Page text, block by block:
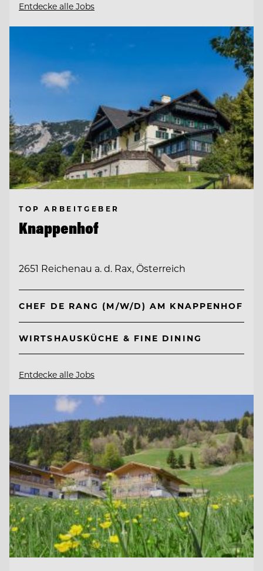
Entdecke alle Jobs
TOP ARBEITGEBER
Knappenhof
2651 Reichenau a. d. Rax, Österreich
CHEF DE RANG (M/W/D) AM KNAPPENHOF
WIRTSHAUSKÜCHE & FINE DINING
Entdecke alle Jobs